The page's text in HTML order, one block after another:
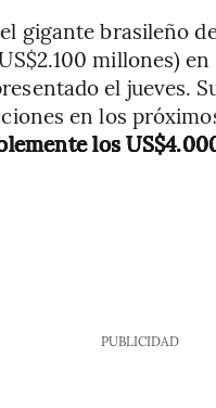
gigante brasileño
millones)
el jueves.
en los
los
PUBLICIDAD